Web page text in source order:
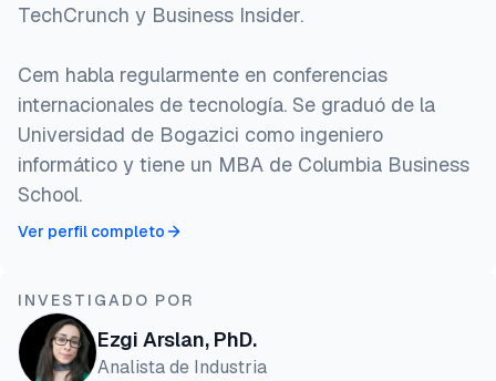
TechCrunch y Business Insider.
Cem habla regularmente en conferencias
internacionales de tecnología. Se graduó de la
Universidad de Bogazici como ingeniero
informático y tiene un MBA de Columbia Business
School.
Ver perfil completo
INVESTIGADO POR
Ezgi Arslan, PhD.
Analista de Industria